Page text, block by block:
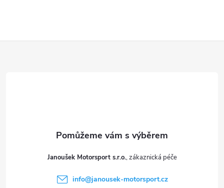
i
Janoušek Motorsport s.r.o.
info@janousek-motorsport.cz